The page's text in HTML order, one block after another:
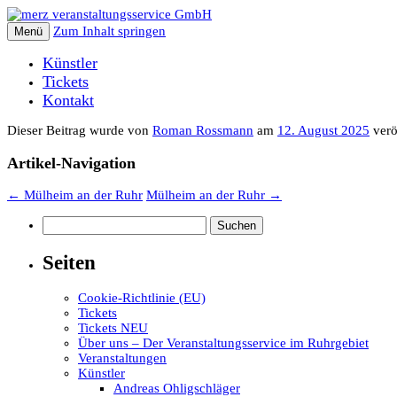
Menü Zum Inhalt springen
Künstler
Tickets
Kontakt
Dieser Beitrag wurde von Roman Rossmann am 12. August 2025
Artikel-Navigation
← Mülheim an der Ruhr Mülheim an der Ruhr →
nach:
Seiten
Cookie-Richtlinie (EU)
Tickets
Tickets NEU
Über uns – Der Veranstaltungsservice im Ruhrgebiet
Veranstaltungen
Künstler
Andreas Ohligschläger